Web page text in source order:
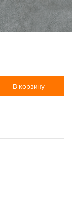
В корзину